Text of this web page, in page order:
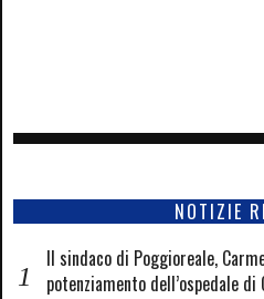
NOTIZIE
Il sindaco di Poggioreale,
potenziamento dell’ospedale